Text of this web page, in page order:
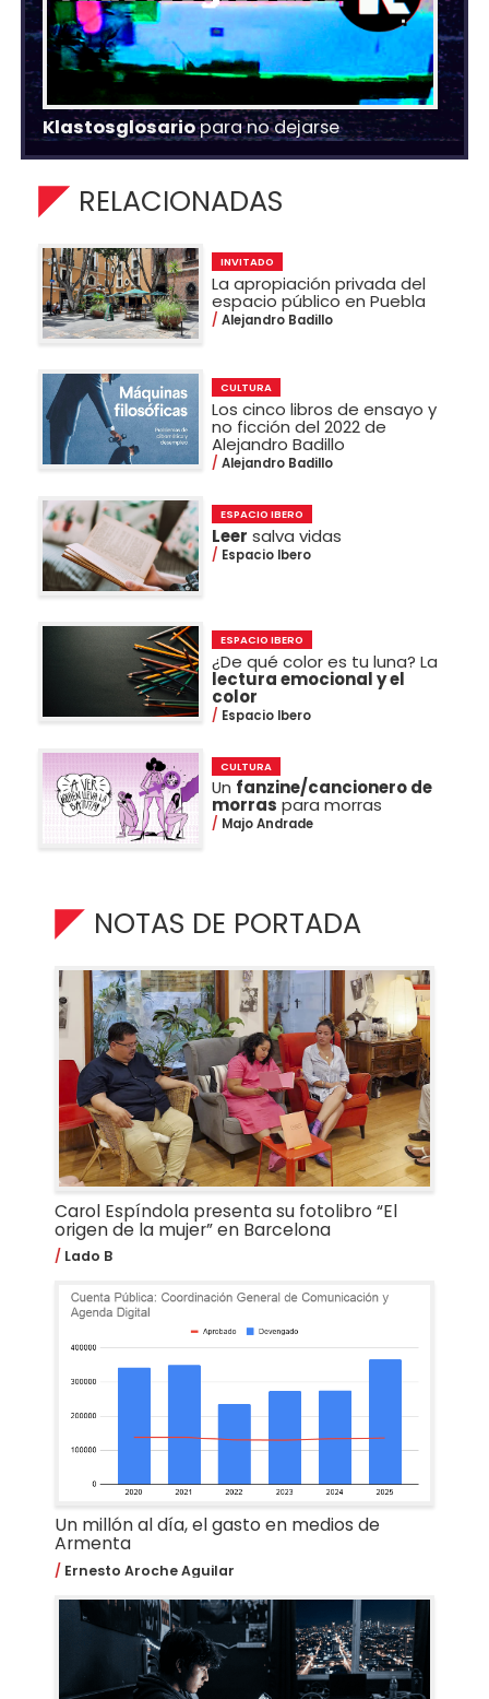
Klastosglosariopara no dejarse
RELACIONADAS
INVITADO
La apropiación privada del
espacio público en Puebla
Alejandro Badillo
CULTURA
Los cinco libros de ensayo y
no ficción del 2022 de
Alejandro Badillo
Alejandro Badillo
ESPACIO IBERO
Leer salva vidas
Espacio Ibero
ESPACIO IBERO
¿De qué color es tu luna? La
lectura emocional y el
color
Espacio Ibero
CULTURA
Un fanzine/cancionero de
morras para morras
Majo Andrade
NOTAS DE PORTADA
Carol Espíndola presenta su fotolibro “El
origen de la mujer” en Barcelona
Lado B
Un millón al día, el gasto en medios de
Armenta
Ernesto Aroche Aguilar